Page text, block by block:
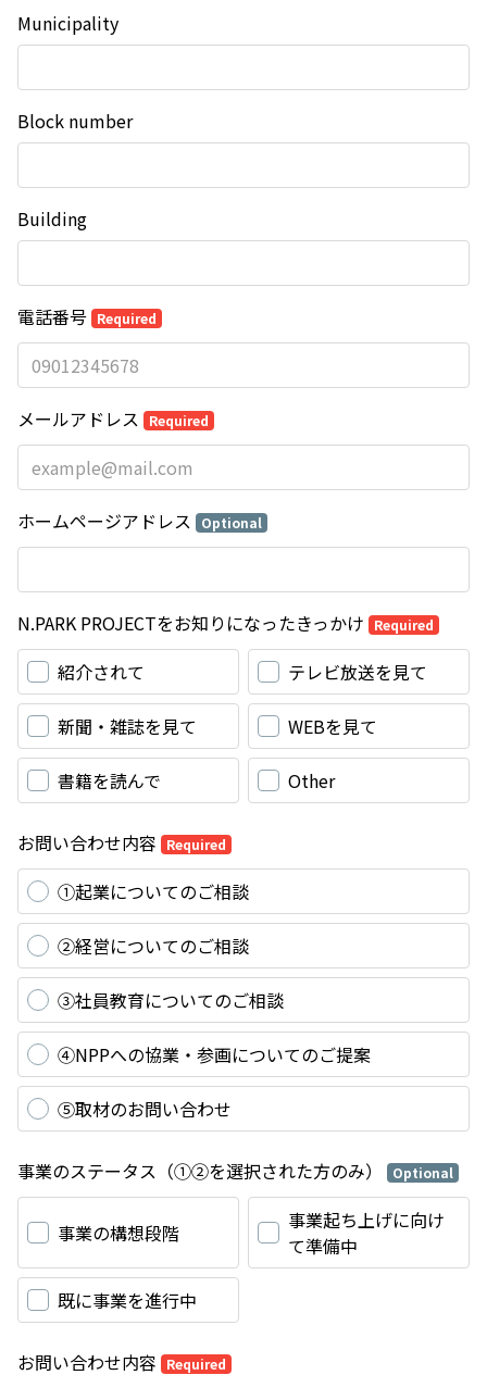
Municipality
Block number
Building
電話番号 Required
メールアドレス Required
ホームページアドレス Optional
N.PARK PROJECTをお知りになったきっかけ Required
紹介されて テレビ放送を見て
新聞・雑誌を見て WEBを見て
書籍を読んで Other
お問い合わせ内容 Required
①起業についてのご相談
②経営についてのご相談
③社員教育についてのご相談
④NPPへの協業・参画についてのご提案
⑤取材のお問い合わせ
事業のステータス（①②を選択された方のみ） Optional
事業の構想段階
事業起ち上げに向け
て準備中
既に事業を進行中
お問い合わせ内容 Required